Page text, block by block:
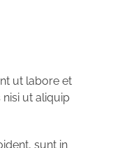
ut labore et
ut aliquip
sunt in